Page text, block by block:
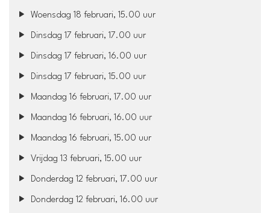
Woensdag 18 februari, 15.00 uur
Dinsdag 17 februari, 17.00 uur
Dinsdag 17 februari, 16.00 uur
Dinsdag 17 februari, 15.00 uur
Maandag 16 februari, 17.00 uur
Maandag 16 februari, 16.00 uur
Maandag 16 februari, 15.00 uur
Vrijdag 13 februari, 15.00 uur
Donderdag 12 februari, 17.00 uur
Donderdag 12 februari, 16.00 uur